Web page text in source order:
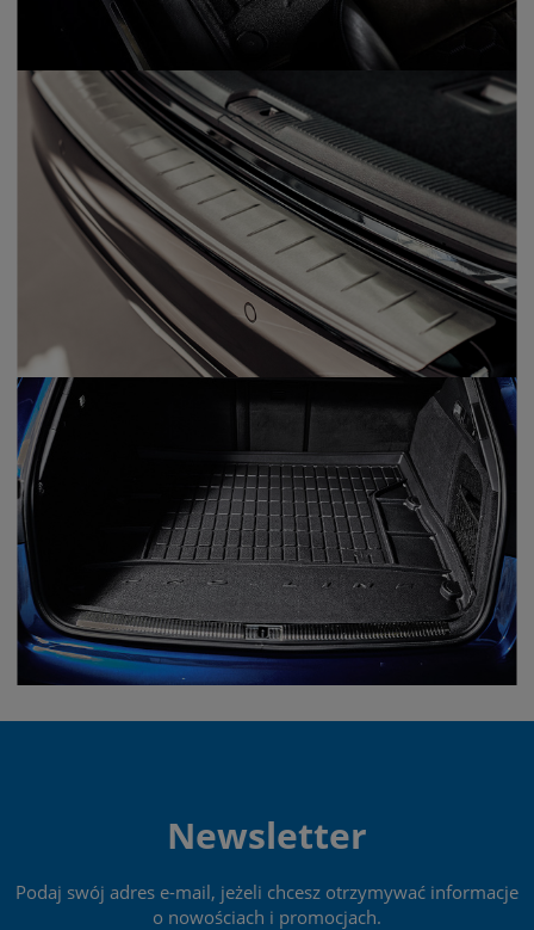
Newsletter
Podaj swój adres e-mail, jeżeli chcesz otrzymywać informacje
o nowościach i promocjach.